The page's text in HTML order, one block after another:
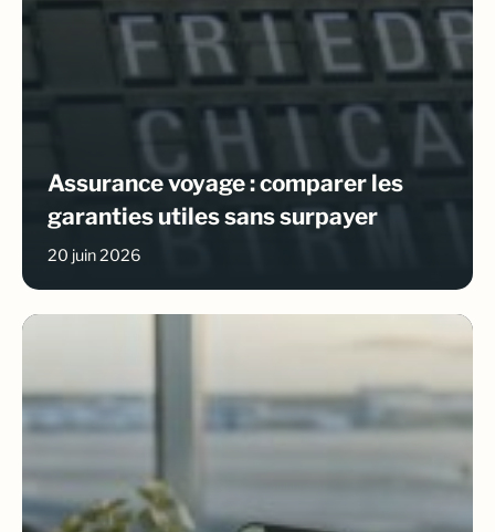
Assurance voyage : comparer les
garanties utiles sans surpayer
20 juin 2026